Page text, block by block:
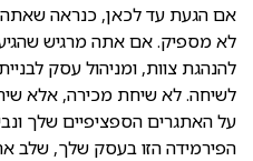
אם הגעת עד לכאן, כנראה שאתה
לא מספיק. אם אתה מרגיש שהגיע
להנהגת צוות, ומניהול עסק
לשיחה. לא שיחת מכירה, אלא
על האתגרים הספציפיים שלך
הפירמידה הזו בעסק שלך, שלב